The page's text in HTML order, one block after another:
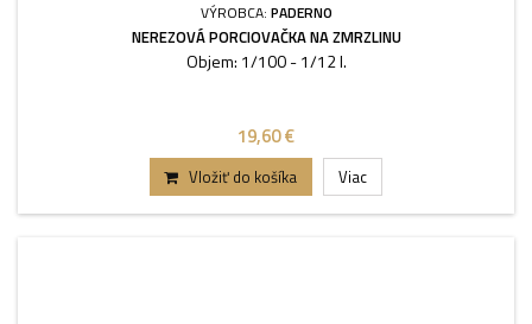
VÝROBCA: PADERNO
NEREZOVÁ PORCIOVAČKA NA ZMRZLINU
Objem: 1/100 - 1/12 l.
19,60 €
Vložiť do košíka Viac